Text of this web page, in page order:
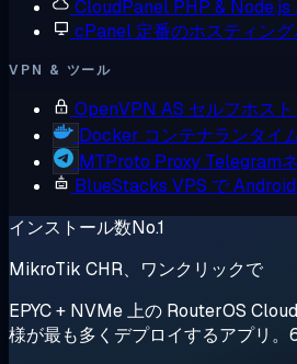
CloudPanel PHP & Node.js
cPanel 定番のホスティン
VPN & ツール
OpenVPN AS セルフホス
Docker コンテナランタイ
MTProto Proxy Telegram
BlueStacks VPS で
インストール数No.1
MikroTik CHR、ワンクリックで
EPYC + NVMe 上の RouterOS
様が最も多くデプロイするアプリ。